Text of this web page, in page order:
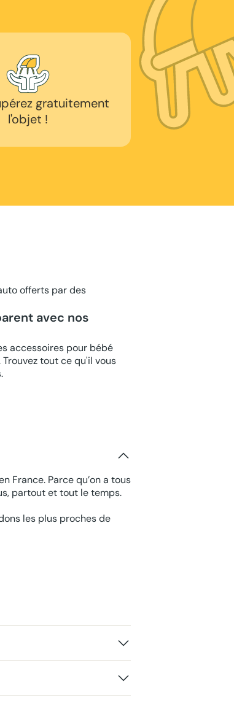
gratuitement
l'objet !
offerts par des
avec nos
accessoires pour bébé
tout ce qu'il vous
France. Parce qu’on a tous
partout et tout le temps.
les plus proches de